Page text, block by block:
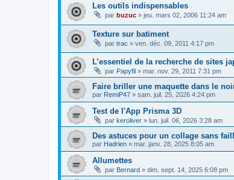
Les outils indispensables
par buzuc » jeu. mars 02, 2006 11:24 am
Texture sur batiment
par trac » ven. déc. 09, 2011 4:17 pm
L’essentiel de la recherche de sites
par Papyfil » mar. nov. 29, 2011 7:31 pm
Faire briller une maquette dans le
par RemiP47 » sam. juil. 25, 2026 4:24 pm
Test de l'App Prisma 3D
par keroliver » lun. juil. 06, 2026 3:28 am
Des astuces pour un collage sans
par Hadrien » mar. janv. 28, 2025 8:05 am
Allumettes
par Bernard » dim. sept. 14, 2025 6:08 pm